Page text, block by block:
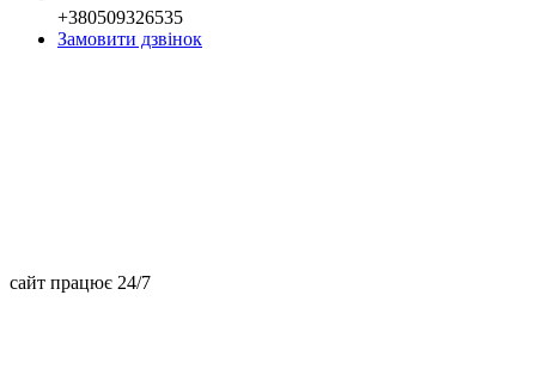
+380509326535
Замовити дзвінок
сайт працює 24/7